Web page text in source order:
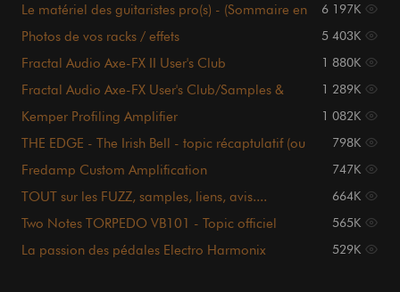
Le matériel des guitaristes pro(s) - (Sommaire en
6 197K
Photos de vos racks / effets 5 403K
Fractal Audio Axe-FX II User's Club 1 880K
Fractal Audio Axe-FX User's Club/Samples &
1 289K
Kemper Profiling Amplifier 1 082K
THE EDGE - The Irish Bell - topic récaptulatif (ou
798K
Fredamp Custom Amplification 747K
TOUT sur les FUZZ, samples, liens, avis....
664K
Two Notes TORPEDO VB101 - Topic officiel 565K
La passion des pédales Electro Harmonix 529K